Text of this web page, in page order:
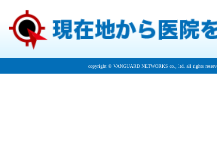
copyright © VANGUARD NETWORKS co., ltd. all rights